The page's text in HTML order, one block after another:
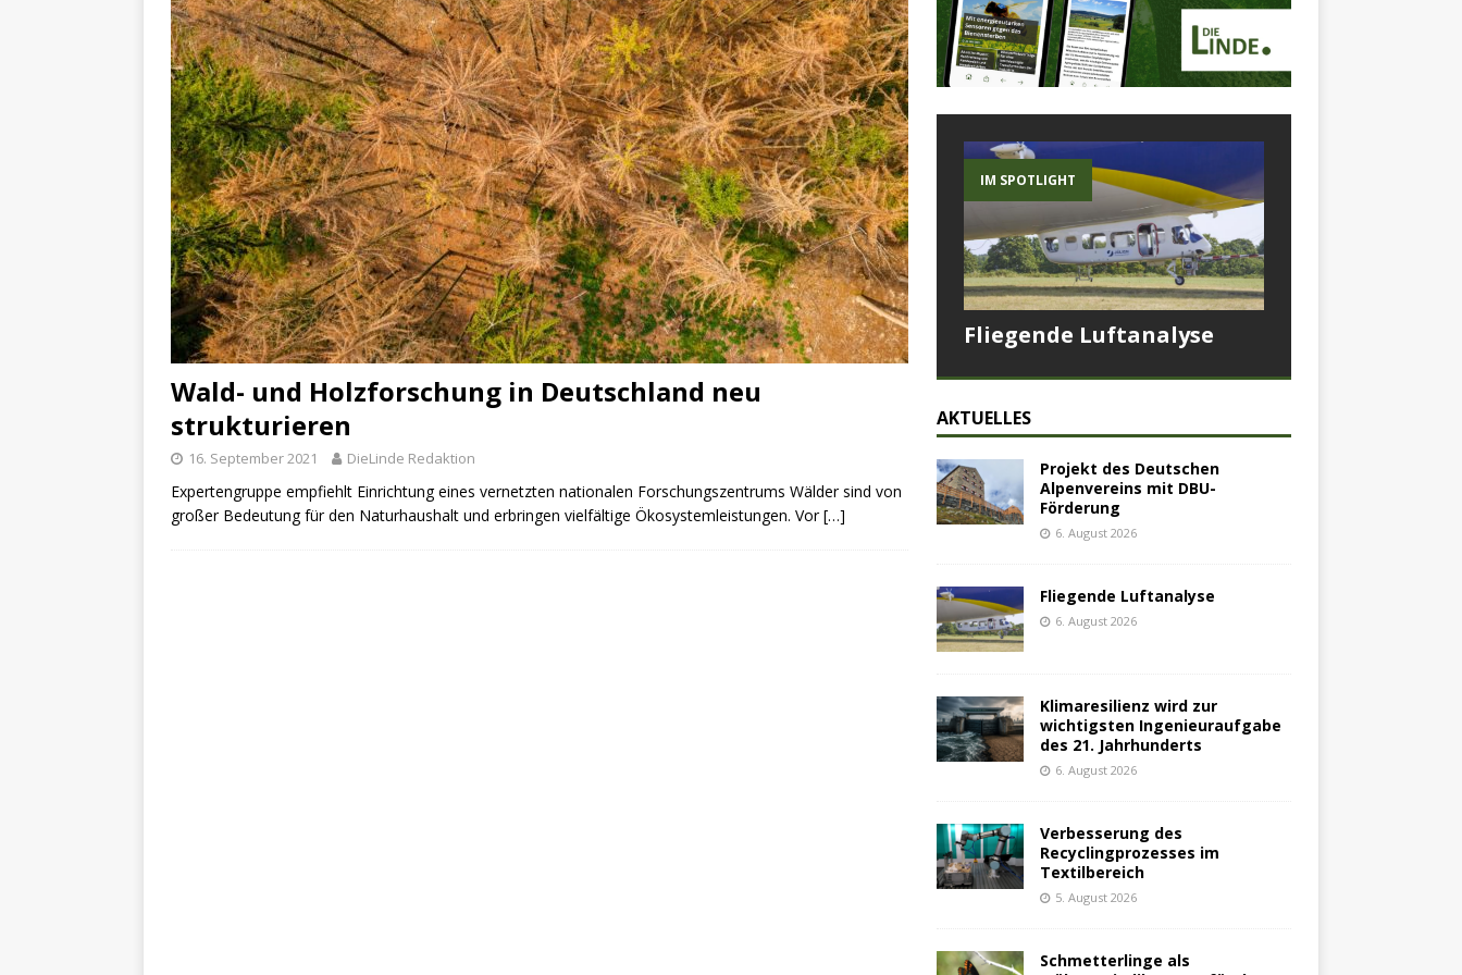
Wald- und Holzforschung in Deutschland neu
strukturieren
16. September 2021 DieLinde Redaktion
Expertengruppe empfiehlt Einrichtung eines vernetzten nationalen Forschungszentrums Wälder sind von
großer Bedeutung für den Naturhaushalt und erbringen vielfältige Ökosystemleistungen. Vor[…]
IM SPOTLIGHT
Fliegende Luftanalyse
AKTUELLES
Projekt des Deutschen
Alpenvereins mit DBU-
Förderung
6. August 2026
Fliegende Luftanalyse
6. August 2026
Klimaresilienz wird zur
wichtigsten Ingenieuraufgabe
des 21. Jahrhunderts
6. August 2026
Verbesserung des
Recyclingprozesses im
Textilbereich
5. August 2026
Schmetterlinge als